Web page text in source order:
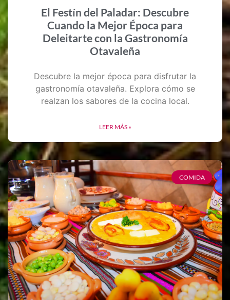
El Festín del Paladar: Descubre
Cuando la Mejor Época para
Deleitarte con la Gastronomía
Otavaleña
Descubre la mejor época para disfrutar la
gastronomía otavaleña. Explora cómo se
realzan los sabores de la cocina local.
LEER MÁS »
COMIDA